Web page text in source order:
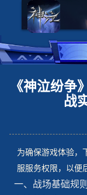
《神泣纷争
战
为确保游戏体验，
服服务权限，以便
一、战场基础规